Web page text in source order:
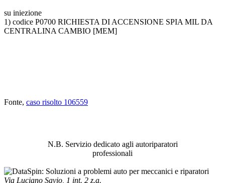
su iniezione
1) codice P0700 RICHIESTA DI ACCENSIONE SPIA MIL DA
CENTRALINA CAMBIO [MEM]
Fonte, caso risolto 106559
N.B. Servizio dedicato agli autoriparatori
professionali
Via Luciano Savio, 1 int. 2 z.a.